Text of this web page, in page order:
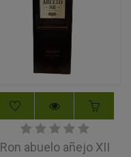
Ron abuelo añejo XII